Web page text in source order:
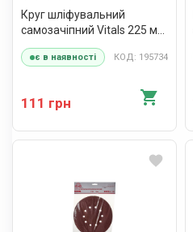
Круг шліфувальний
самозачіпний Vitals 225 мм,
10 отв., з. – 40, 5 од.
є в наявності КОД: 195734
111 грн